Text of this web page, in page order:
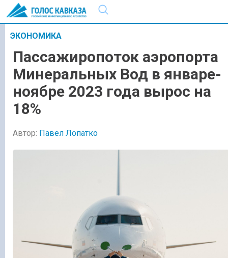
ЭКОНОМИКА
Пассажиропоток аэропорта
Минеральных Вод в январе-
ноябре 2023 года вырос на
18%
Автор: Павел Лопатко